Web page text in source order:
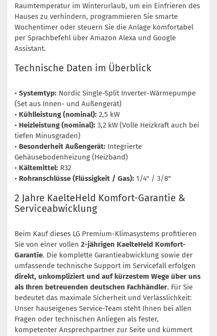
Raumtemperatur im Winterurlaub, um ein Einfrieren des
Hauses zu verhindern, programmieren Sie smarte
Wochentimer oder steuern Sie die Anlage komfortabel
per Sprachbefehl über Amazon Alexa und Google
Assistant.
Technische Daten im Überblick
• Systemtyp: Nordic Single-Split Inverter-Wärmepumpe
(Set aus Innen- und Außengerät)
• Kühlleistung (nominal): 2,5 kW
• Heizleistung (nominal): 3,2 kW (Volle Heizkraft auch bei
tiefen Minusgraden)
• Besonderheit Außengerät: Integrierte
Gehäusebodenheizung (Heizband)
• Kältemittel: R32
• Rohranschlüsse (Flüssigkeit / Gas): 1/4" / 3/8"
2 Jahre KaelteHeld Komfort-Garantie &
Serviceabwicklung
Beim Kauf dieses LG Premium-Klimasystems profitieren
Sie von einer vollen 2-jährigen KaelteHeld Komfort-
Garantie. Die komplette Garantieabwicklung sowie der
umfassende technische Support im Servicefall erfolgen
direkt, unkompliziert und auf kürzestem Wege über uns
als Ihren betreuenden deutschen Fachhändler. Für Sie
bedeutet das maximale Sicherheit und Verlässlichkeit:
Unser hauseigenes Service-Team steht Ihnen bei allen
Fragen oder technischen Anliegen als fester,
kompetenter Ansprechpartner zur Seite und kümmert